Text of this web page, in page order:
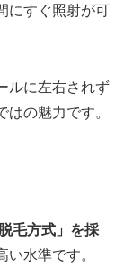
にすぐ照射が可
ルに左右されず
の魅力です。
毛方式」を採
水準です。